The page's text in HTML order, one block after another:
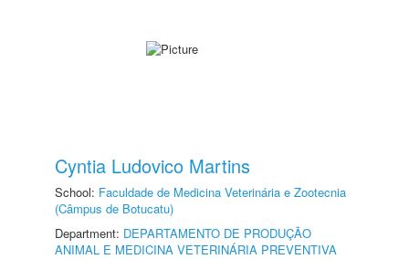
Cyntia Ludovico Martins
School: Faculdade de Medicina Veterinária e Zootecnia
(Câmpus de Botucatu)
Department: DEPARTAMENTO DE PRODUÇÃO
ANIMAL E MEDICINA VETERINÁRIA PREVENTIVA